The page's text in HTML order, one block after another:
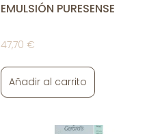
EMULSIÓN PURESENSE
47,70 €
Añadir al carrito